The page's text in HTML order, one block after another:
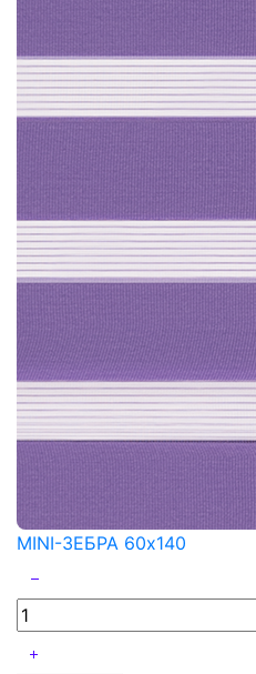
MINI-ЗЕБРА 60x140